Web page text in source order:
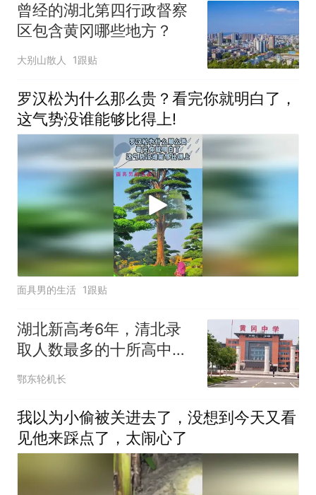
曾经的湖北第四行政督察
区包含黄冈哪些地方？
大别山散人 1跟贴
罗汉松为什么那么贵？看完你就明白了，
这气势没谁能够比得上!
面具男的生活 1跟贴
湖北新高考6年，清北录
取人数最多的十所高中，
蕲春一中成为榜单里面唯
鄂东轮机长
我以为小偷被关进去了，没想到今天又看
见他来踩点了，太闹心了